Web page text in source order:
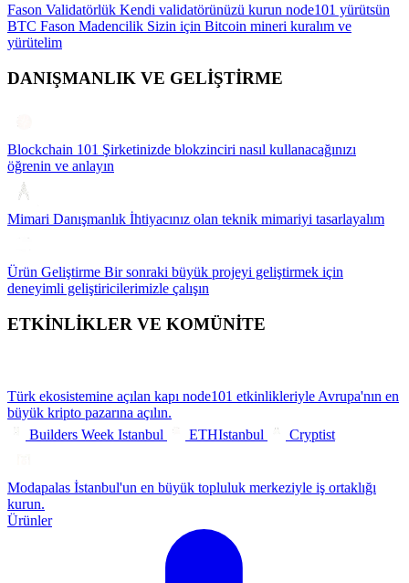
Fason Validatörlük Kendi validatörünüzü kurun node101 yürütsün
BTC Fason Madencilik Sizin için Bitcoin mineri kuralım ve
yürütelim
DANIŞMANLIK VE GELİŞTİRME
Blockchain 101 Şirketinizde blokzinciri nasıl kullanacağınızı
öğrenin ve anlayın
Mimari Danışmanlık İhtiyacınız olan teknik mimariyi tasarlayalım
Ürün Geliştirme Bir sonraki büyük projeyi geliştirmek için
deneyimli geliştiricilerimizle çalışın
ETKİNLİKLER VE KOMÜNİTE
Türk ekosistemine açılan kapı node101 etkinlikleriyle Avrupa'nın en
büyük kripto pazarına açılın.
Builders Week Istanbul
ETHIstanbul Cryptist
Modapalas İstanbul'un en büyük topluluk merkeziyle iş ortaklığı
kurun.
Ürünler